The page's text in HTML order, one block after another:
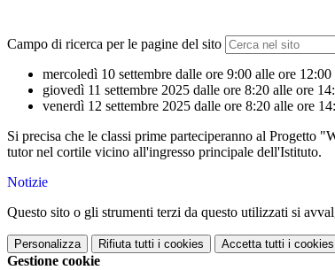
Campo di ricerca per le pagine del sito
mercoledì 10 settembre dalle ore 9:00 alle ore
giovedì 11 settembre 2025 dalle ore 8:20 alle ore
venerdì 12 settembre 2025 dalle ore 8:20 alle ore
Si precisa che le classi prime parteciperanno al Progetto
tutor nel cortile vicino all'ingresso principale dell'Istituto.
Notizie
Questo sito o gli strumenti terzi da questo utilizzati si
Personalizza Rifiuta tutti i cookies Accetta tutti i cookies
Gestione cookie